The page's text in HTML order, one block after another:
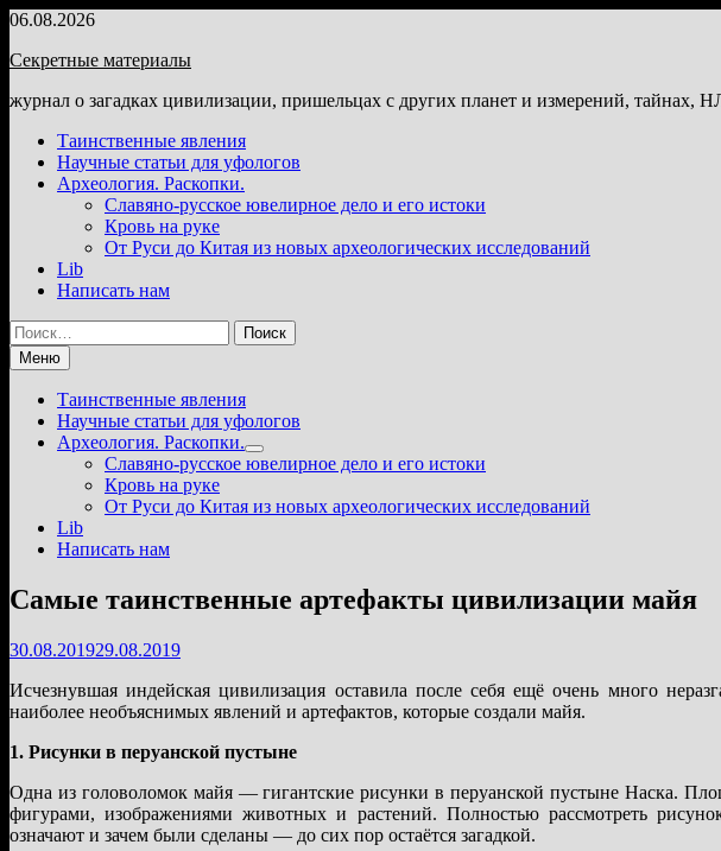
Перейти
содержимому
06.08.2026
Секретные материалы
журнал о загадках цивилизации, пришельцах с других планет и измерений,
Таинственные явления
Научные статьи для уфологов
Археология. Раскопки.
Славяно-русское ювелирное дело и его истоки
Кровь на руке
От Руси до Китая из новых археологических исследований
Lib
Написать нам
Найти:
Меню
Таинственные явления
Научные статьи для уфологов
Археология. Раскопки.
Показать
подменю
Славяно-русское ювелирное дело и его истоки
Кровь на руке
От Руси до Китая из новых археологических исследований
Lib
Написать нам
Самые таинственные артефакты цивилизации майя
30.08.201929.08.2019
Исчезнувшая индейская цивилизация оставила после себя ещё очень много
наиболее необъяснимых явлений и артефактов, которые создали майя.
1. Рисунки в перуанской пустыне
Одна из головоломок майя — гигантские рисунки в перуанской пустыне Наска.
фигурами, изображениями животных и растений. Полностью рассмотреть
означают и зачем были сделаны — до сих пор остаётся загадкой.